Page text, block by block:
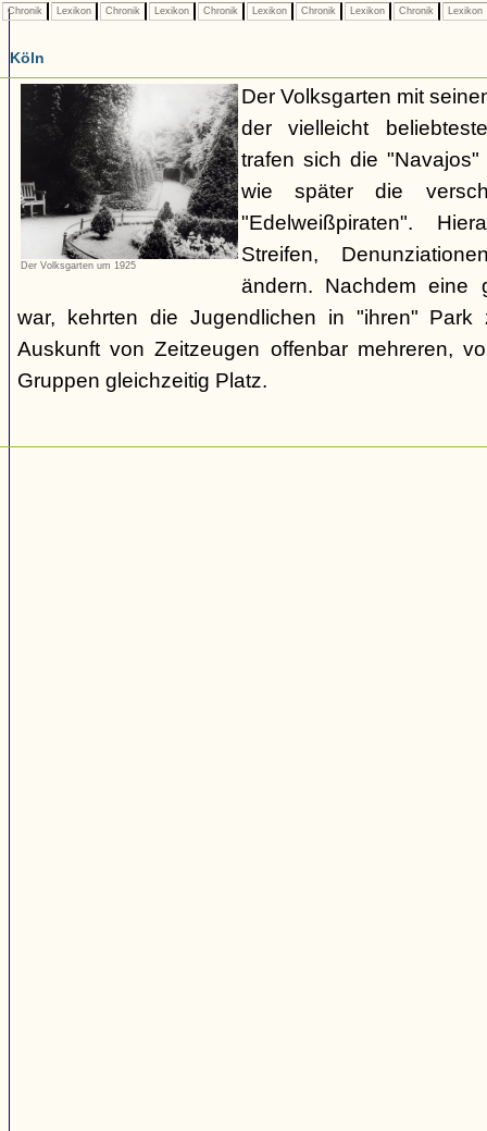
Chronik Lexikon Chronik Lexikon Chronik Lexikon Chronik Lexikon Chronik Lexikon
Köln
Der Volksgarten um 1925
Der Volksgarten mit
der vielleicht
trafen sich die
wie später die
"Edelweißpiraten".
Streifen,
ändern. Nachdem eine
war, kehrten die Jugendlichen in "ihren" Park
Auskunft von Zeitzeugen offenbar mehreren,
Gruppen gleichzeitig Platz.